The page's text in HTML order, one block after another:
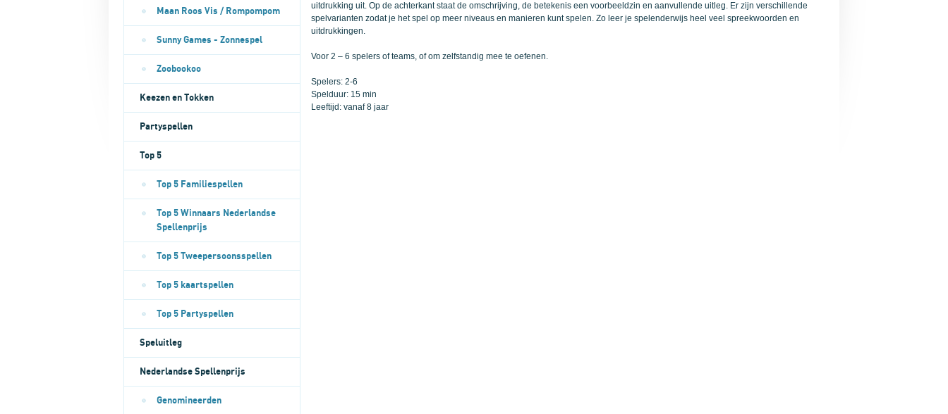
Maan Roos Vis / Rompompom
Sunny Games - Zonnespel
Zoobookoo
Keezen en Tokken
Partyspellen
Top 5
Top 5 Familiespellen
Top 5 Winnaars Nederlandse
Spellenprijs
Top 5 Tweepersoonsspellen
Top 5 kaartspellen
Top 5 Partyspellen
Speluitleg
Nederlandse Spellenprijs
Genomineerden
uitdrukking uit. Op de achterkant staat de omschrijving, de betekenis een voorbeeldzin en aanvullende uitleg. Er zijn verschillende
spelvarianten zodat je het spel op meer niveaus en manieren kunt spelen. Zo leer je spelenderwijs heel veel spreekwoorden en
uitdrukkingen.
Voor 2 – 6 spelers of teams, of om zelfstandig mee te oefenen.
Spelers: 2-6
Spelduur: 15 min
Leeftijd: vanaf 8 jaar